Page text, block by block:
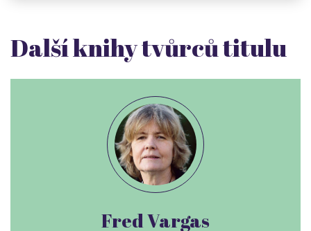
Další knihy tvůrců titulu
Fred Vargas